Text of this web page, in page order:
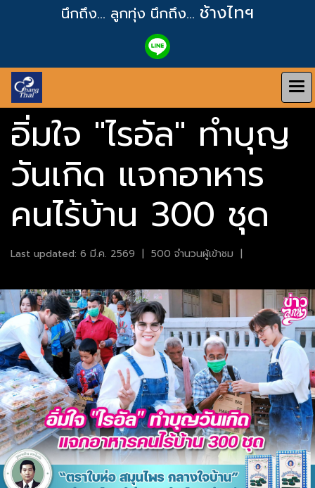
นึกถึง... ลูกทุ่ง นึกถึง... ช้างไทฯ
อิ่มใจ "ไรอัล" ทำบุญ
วันเกิด แจกอาหาร
คนไร้บ้าน 300 ชุด
Last updated: 6 มี.ค. 2569 | 500 จำนวนผู้เข้าชม |